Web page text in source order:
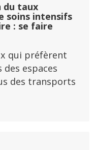
du taux
soins intensifs
: se faire
qui préfèrent
des espaces
des transports